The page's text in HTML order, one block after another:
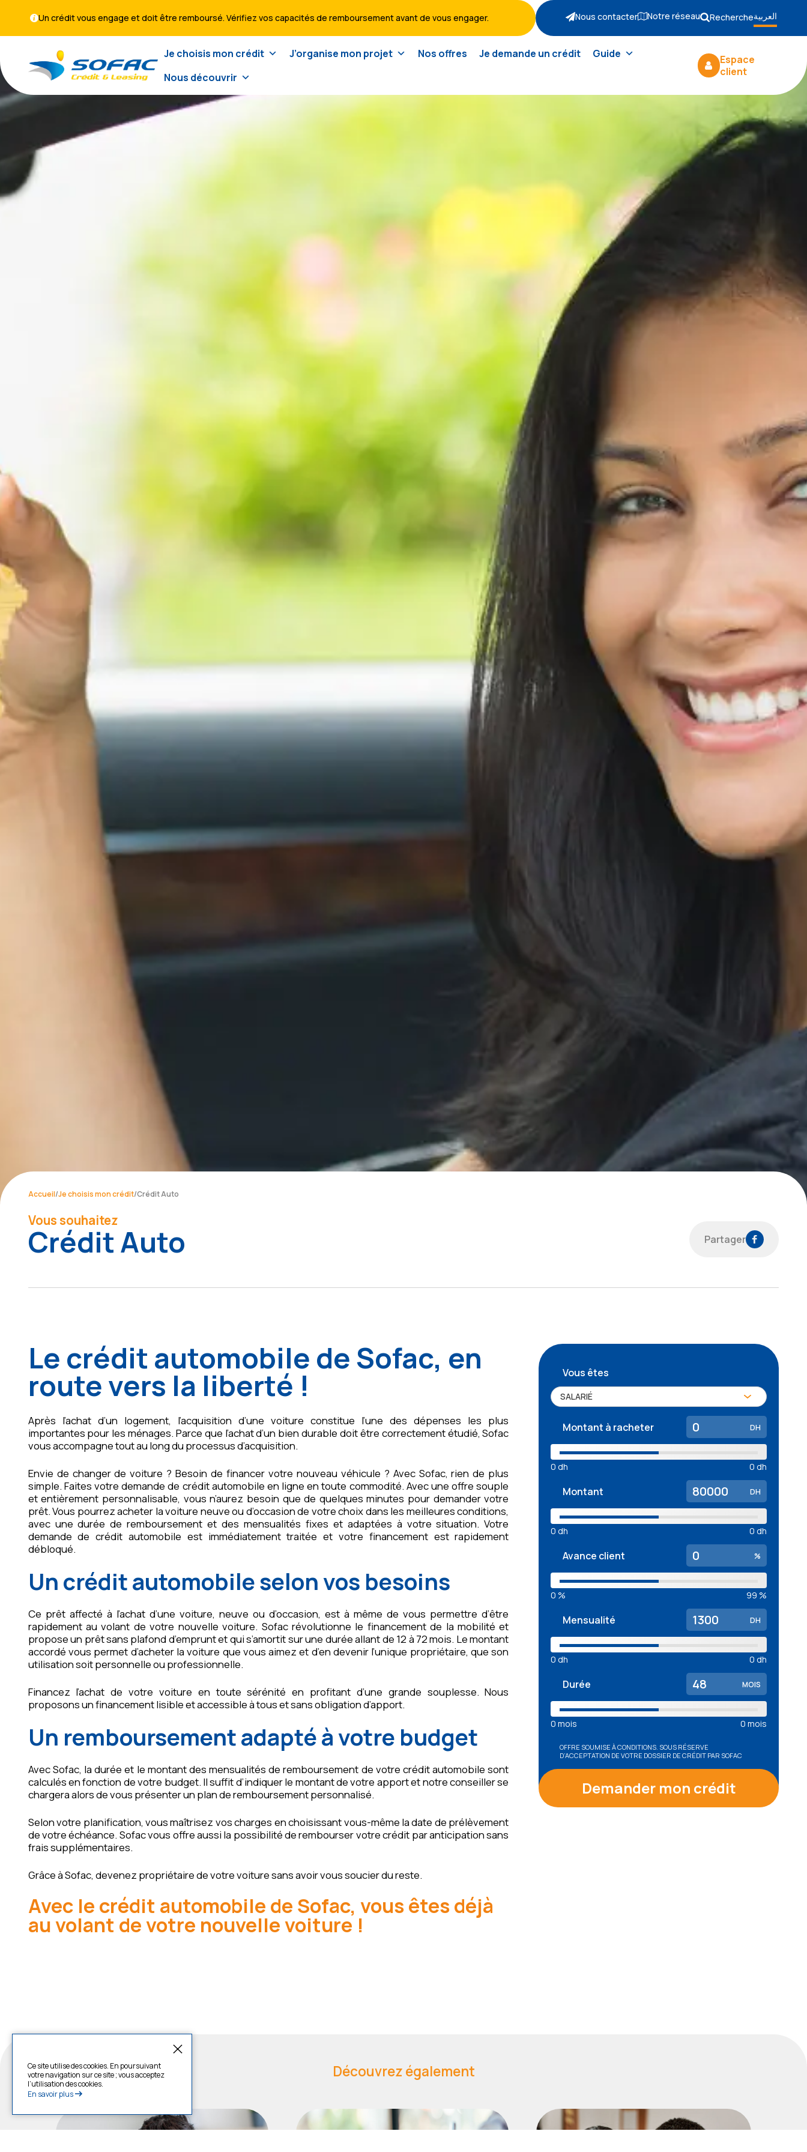
Un crédit vous engage et doit être remboursé. Vérifiez vos capacités de remboursement avant de vous engager. Nous contacter Notre réseau Rechercheالعربية
Je choisis mon crédit J’organise mon projet Nos offres Je demande un crédit
Guide
Nous découvrir
Espace
client
Accueil/Je choisis mon crédit/Crédit Auto
Vous souhaitez
Crédit Auto Partager
Le crédit automobile de Sofac, en
route vers la liberté !
Après l’achat d’un logement, l’acquisition d’une voiture constitue l’une des dépenses les plus
importantes pour les ménages. Parce que l’achat d’un bien durable doit être correctement étudié, Sofac
vous accompagne tout au long du processus d’acquisition.
Envie de changer de voiture ? Besoin de financer votre nouveau véhicule ? Avec Sofac, rien de plus
simple. Faites votre demande de crédit automobile en ligne en toute commodité. Avec une offre souple
et entièrement personnalisable, vous n’aurez besoin que de quelques minutes pour demander votre
prêt. Vous pourrez acheter la voiture neuve ou d’occasion de votre choix dans les meilleures conditions,
avec une durée de remboursement et des mensualités fixes et adaptées à votre situation. Votre
demande de crédit automobile est immédiatement traitée et votre financement est rapidement
débloqué.
Un crédit automobile selon vos besoins
Ce prêt affecté à l’achat d’une voiture, neuve ou d’occasion, est à même de vous permettre d’être
rapidement au volant de votre nouvelle voiture. Sofac révolutionne le financement de la mobilité et
propose un prêt sans plafond d’emprunt et qui s’amortit sur une durée allant de 12 à 72 mois. Le montant
accordé vous permet d’acheter la voiture que vous aimez et d’en devenir l’unique propriétaire, que son
utilisation soit personnelle ou professionnelle.
Financez l’achat de votre voiture en toute sérénité en profitant d’une grande souplesse. Nous
proposons un financement lisible et accessible à tous et sans obligation d’apport.
Un remboursement adapté à votre budget
Avec Sofac, la durée et le montant des mensualités de remboursement de votre crédit automobile sont
calculés en fonction de votre budget. Il suffit d’indiquer le montant de votre apport et notre conseiller se
chargera alors de vous présenter un plan de remboursement personnalisé.
Selon votre planification, vous maîtrisez vos charges en choisissant vous-même la date de prélèvement
de votre échéance. Sofac vous offre aussi la possibilité de rembourser votre crédit par anticipation sans
frais supplémentaires.
Grâce à Sofac, devenez propriétaire de votre voiture sans avoir vous soucier du reste.
Avec le crédit automobile de Sofac, vous êtes déjà
au volant de votre nouvelle voiture !
Vous êtes
Montant à racheter DH
0 dh 0 dh
Montant DH
0 dh 0 dh
Avance client %
0 % 99 %
Mensualité DH
0 dh 0 dh
Durée MOIS
0 mois 0 mois
OFFRE SOUMISE À CONDITIONS. SOUS RÉSERVE
D’ACCEPTATION DE VOTRE DOSSIER DE CRÉDIT PAR SOFAC
Demander mon crédit
Découvrez également
Ce site utilise des cookies. En poursuivant
votre navigation sur ce site ; vous acceptez
l’utilisation des cookies.
En savoir plus